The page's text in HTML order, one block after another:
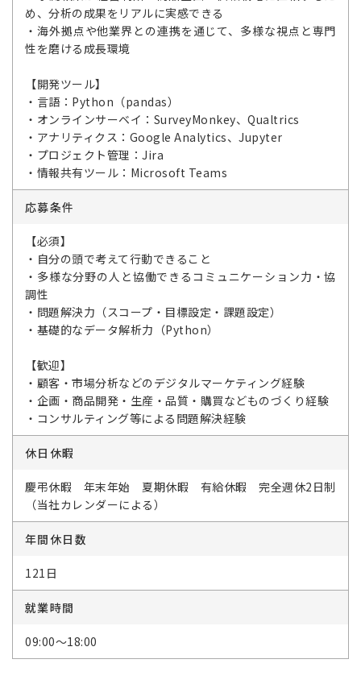
め、分析の成果をリアルに実感できる
・海外拠点や他業界との連携を通じて、多様な視点と専門
性を磨ける成長環境
【開発ツール】
・言語：Python（pandas）
・オンラインサーベイ：SurveyMonkey、Qualtrics
・アナリティクス：Google Analytics、Jupyter
・プロジェクト管理：Jira
・情報共有ツール：Microsoft Teams
応募条件
【必須】
・自分の頭で考えて行動できること
・多様な分野の人と協働できるコミュニケーション力・協
調性
・問題解決力（スコープ・目標設定・課題設定）
・基礎的なデータ解析力（Python）
【歓迎】
・顧客・市場分析などのデジタルマーケティング経験
・企画・商品開発・生産・品質・購買などものづくり経験
・コンサルティング等による問題解決経験
休日休暇
慶弔休暇 年末年始 夏期休暇 有給休暇 完全週休2日制
（当社カレンダーによる）
年間休日数
121日
就業時間
09:00～18:00